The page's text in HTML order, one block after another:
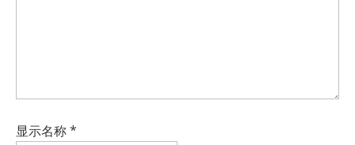
显示名称*